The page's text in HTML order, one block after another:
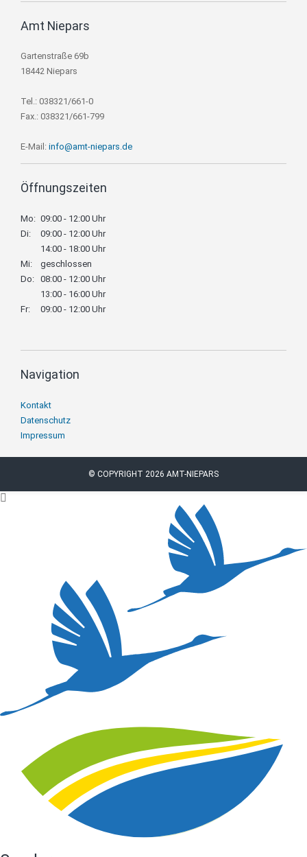
Amt Niepars
Gartenstraße 69b
18442 Niepars
Tel.: 038321/661-0
Fax.: 038321/661-799
E-Mail: info@amt-niepars.de
Öffnungszeiten
Mo: 09:00 - 12:00 Uhr
Di:
09:00 - 12:00 Uhr
14:00 - 18:00 Uhr
Mi:
geschlossen
Do: 08:00 - 12:00 Uhr
13:00 - 16:00 Uhr
Fr:
09:00 - 12:00 Uhr
Navigation
Navigation
überspringen
Kontakt
Datenschutz
Impressum
© COPYRIGHT 2026 AMT-NIEPARS